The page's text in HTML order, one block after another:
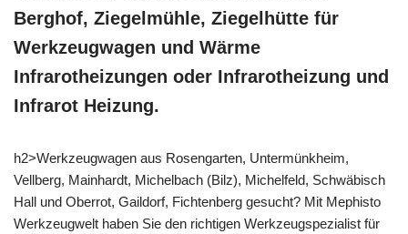
Berghof, Ziegelmühle, Ziegelhütte für
Werkzeugwagen und Wärme
Infrarotheizungen oder Infrarotheizung und
Infrarot Heizung.
h2>Werkzeugwagen aus Rosengarten, Untermünkheim,
Vellberg, Mainhardt, Michelbach (Bilz), Michelfeld, Schwäbisch
Hall und Oberrot, Gaildorf, Fichtenberg gesucht? Mit Mephisto
Werkzeugwelt haben Sie den richtigen Werkzeugspezialist für